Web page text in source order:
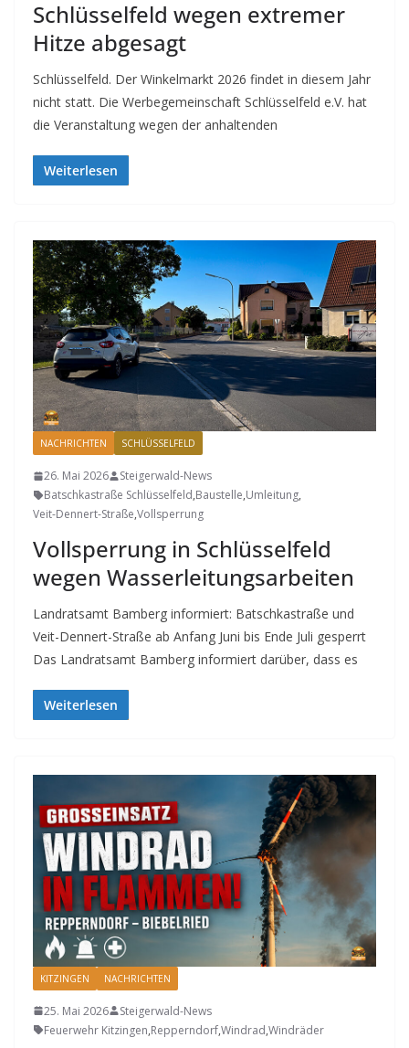
Schlüsselfeld wegen extremer
Hitze abgesagt
Schlüsselfeld. Der Winkelmarkt 2026 findet in diesem Jahr
nicht statt. Die Werbegemeinschaft Schlüsselfeld e.V. hat
die Veranstaltung wegen der anhaltenden
Weiterlesen
NACHRICHTEN SCHLÜSSELFELD
26. Mai 2026
Steigerwald-News
Batschkastraße Schlüsselfeld,Baustelle,Umleitung,
Veit-Dennert-Straße,Vollsperrung
Vollsperrung in Schlüsselfeld
wegen Wasserleitungsarbeiten
Landratsamt Bamberg informiert: Batschkastraße und
Veit-Dennert-Straße ab Anfang Juni bis Ende Juli gesperrt
Das Landratsamt Bamberg informiert darüber, dass es
Weiterlesen
KITZINGEN NACHRICHTEN
25. Mai 2026
Steigerwald-News
Feuerwehr Kitzingen,Repperndorf,Windrad,Windräder